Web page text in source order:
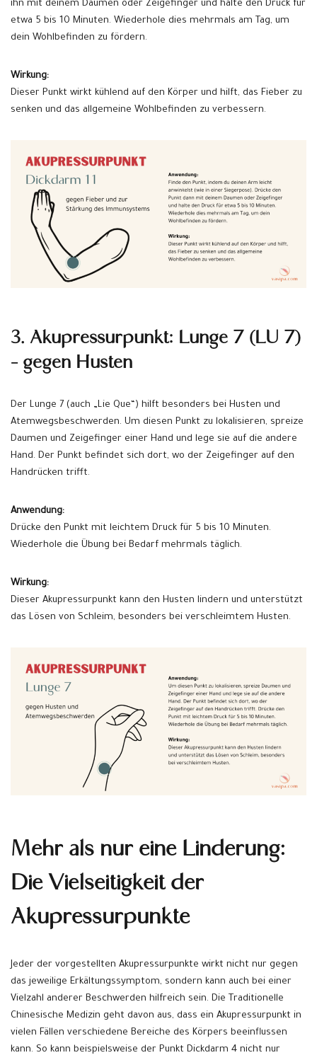
ihn mit deinem Daumen oder Zeigefinger und halte den Druck für
etwa 5 bis 10 Minuten. Wiederhole dies mehrmals am Tag, um
dein Wohlbefinden zu fördern.
Wirkung:
Dieser Punkt wirkt kühlend auf den Körper und hilft, das Fieber zu
senken und das allgemeine Wohlbefinden zu verbessern.
3. Akupressurpunkt: Lunge 7 (LU 7)
– gegen Husten
Der Lunge 7 (auch „Lie Que“) hilft besonders bei Husten und
Atemwegsbeschwerden. Um diesen Punkt zu lokalisieren, spreize
Daumen und Zeigefinger einer Hand und lege sie auf die andere
Hand. Der Punkt befindet sich dort, wo der Zeigefinger auf den
Handrücken trifft.
Anwendung:
Drücke den Punkt mit leichtem Druck für 5 bis 10 Minuten.
Wiederhole die Übung bei Bedarf mehrmals täglich.
Wirkung:
Dieser Akupressurpunkt kann den Husten lindern und unterstützt
das Lösen von Schleim, besonders bei verschleimtem Husten.
Mehr als nur eine Linderung:
Die Vielseitigkeit der
Akupressurpunkte
Jeder der vorgestellten Akupressurpunkte wirkt nicht nur gegen
das jeweilige Erkältungssymptom, sondern kann auch bei einer
Vielzahl anderer Beschwerden hilfreich sein. Die Traditionelle
Chinesische Medizin geht davon aus, dass ein Akupressurpunkt in
vielen Fällen verschiedene Bereiche des Körpers beeinflussen
kann. So kann beispielsweise der Punkt Dickdarm 4 nicht nur